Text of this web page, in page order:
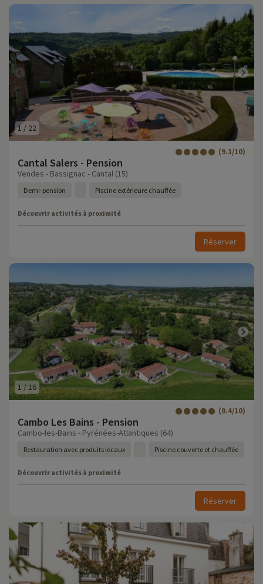
1 / 22
Cantal Salers - Pension
(9.1/10)
Vendes - Bassignac - Cantal (15)
Demi-pension Piscine extérieure chauffée
Découvrir activités à proximité
Réserver
1 / 16
Cambo Les Bains - Pension
(9.4/10)
Cambo-les-Bains - Pyrénées-Atlantiques (64)
Restauration avec produits locaux Piscine couverte et chauffée
Découvrir activités à proximité
Réserver